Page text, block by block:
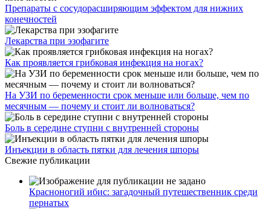
Препараты с сосудорасширяющим эффектом для нижних
конечностей
Лекарства при эзофагите
Как проявляется грибковая инфекция на ногах?
На УЗИ по беременности срок меньше или больше, чем по
месячным — почему и стоит ли волноваться?
Боль в середине ступни с внутренней стороны
Инъекции в область пятки для лечения шпоры
Свежие публикации
Красноногий ибис: загадочный путешественник среди
пернатых